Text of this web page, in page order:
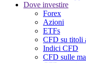
Dove investire
Forex
Azioni
ETFs
CFD su titoli
Indici CFD
CFD sulle